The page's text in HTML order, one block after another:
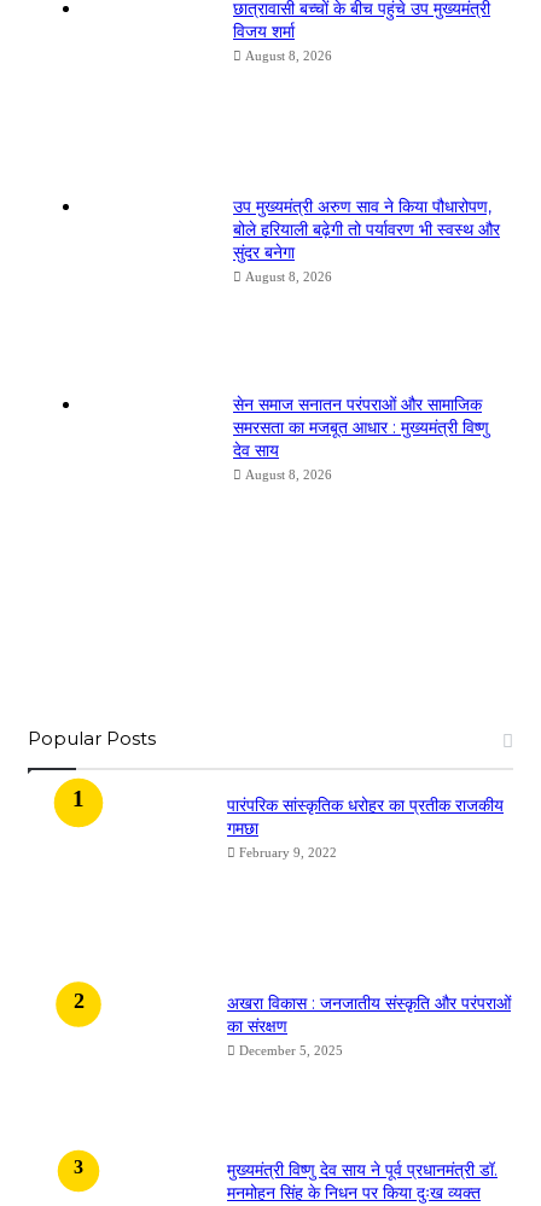
छात्रावासी बच्चों के बीच पहुंचे उप मुख्यमंत्री
विजय शर्मा
August 8, 2026
उप मुख्यमंत्री अरुण साव ने किया पौधारोपण,
बोले हरियाली बढ़ेगी तो पर्यावरण भी स्वस्थ और
सुंदर बनेगा
August 8, 2026
सेन समाज सनातन परंपराओं और सामाजिक
समरसता का मजबूत आधार : मुख्यमंत्री विष्णु
देव साय
August 8, 2026
Popular Posts
​​​​​​​पारंपरिक सांस्कृतिक धरोहर का प्रतीक राजकीय
गमछा
February 9, 2022
अखरा विकास : जनजातीय संस्कृति और परंपराओं
का संरक्षण
December 5, 2025
मुख्यमंत्री विष्णु देव साय ने पूर्व प्रधानमंत्री डॉ.
मनमोहन सिंह के निधन पर किया दुःख व्यक्त